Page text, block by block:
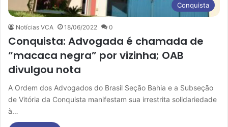
Conquista
Notícias VCA 18/06/2022 0
Conquista: Advogada é chamada de
“macaca negra” por vizinha; OAB
divulgou nota
A Ordem dos Advogados do Brasil Seção Bahia e a Subseção
de Vitória da Conquista manifestam sua irrestrita solidariedade
à…